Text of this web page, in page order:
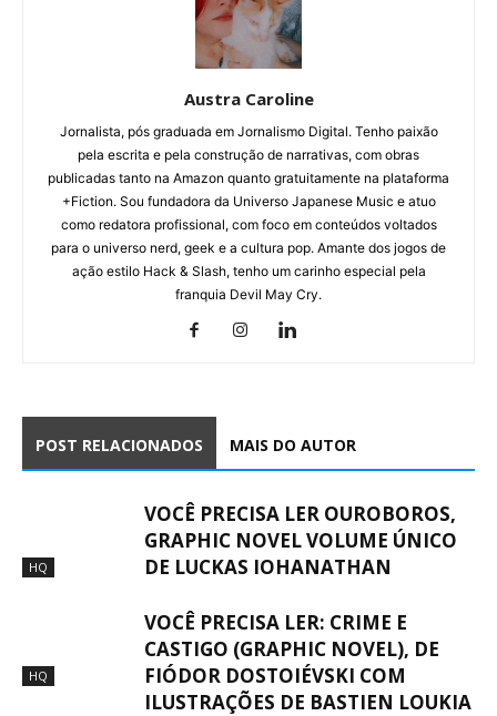
Austra Caroline
Jornalista, pós graduada em Jornalismo Digital. Tenho paixão
pela escrita e pela construção de narrativas, com obras
publicadas tanto na Amazon quanto gratuitamente na plataforma
+Fiction. Sou fundadora da Universo Japanese Music e atuo
como redatora profissional, com foco em conteúdos voltados
para o universo nerd, geek e a cultura pop. Amante dos jogos de
ação estilo Hack & Slash, tenho um carinho especial pela
franquia Devil May Cry.
POST RELACIONADOS MAIS DO AUTOR
HQ
VOCÊ PRECISA LER OUROBOROS,
GRAPHIC NOVEL VOLUME ÚNICO
DE LUCKAS IOHANATHAN
HQ
VOCÊ PRECISA LER: CRIME E
CASTIGO (GRAPHIC NOVEL), DE
FIÓDOR DOSTOIÉVSKI COM
ILUSTRAÇÕES DE BASTIEN LOUKIA